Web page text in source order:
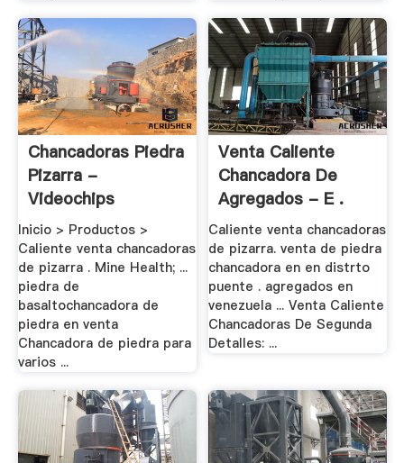
Chancadoras Piedra
Pizarra -
Videochips
Inicio > Productos >
Caliente venta chancadoras
de pizarra . Mine Health; ...
piedra de
basaltochancadora de
piedra en venta
Chancadora de piedra para
varios ...
Venta Caliente
Chancadora De
Agregados - E .
Caliente venta chancadoras
de pizarra. venta de piedra
chancadora en en distrto
puente . agregados en
venezuela ... Venta Caliente
Chancadoras De Segunda
Detalles: ...